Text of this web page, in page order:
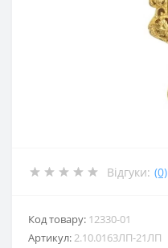
Відгуки: (0)
Код товару: 12330-01
Артикул:2.10.0163ЛП-21ЛП